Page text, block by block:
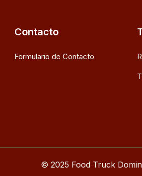
Contacto
Formulario de Contacto
© 2025 Food Truck